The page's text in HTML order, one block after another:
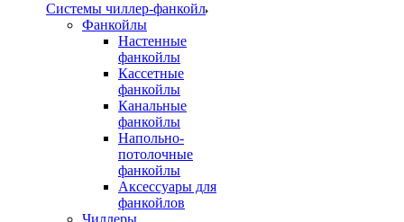
Системы чиллер-фанкойл
Фанкойлы
Настенные
фанкойлы
Кассетные
фанкойлы
Канальные
фанкойлы
Напольно-
потолочные
фанкойлы
Аксессуары для
фанкойлов
Чиллеры